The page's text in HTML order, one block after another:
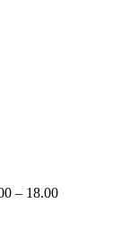
– 18.00